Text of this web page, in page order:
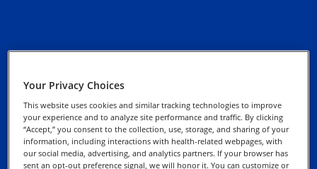
Zásady ochrany
Informácie o súboroch
cookies
Your Privacy Choices
This website uses cookies and similar tracking technologies to improve
your experience and to analyze site performance and traffic. By clicking
“Accept,” you consent to the collection, use, storage, and sharing of your
information, including interactions with health-related webpages, with
our social media, advertising, and analytics partners. If your browser has
sent an opt-out preference signal, we will honor it. You can customize or